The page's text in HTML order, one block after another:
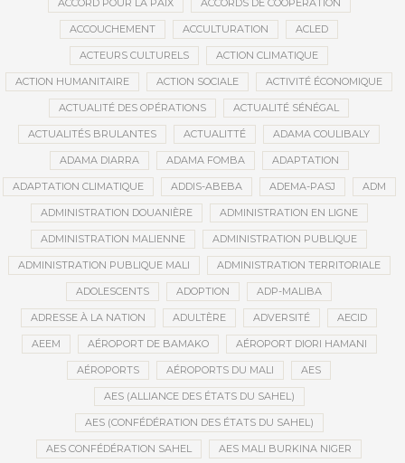
ACCORD POUR LA PAIX ACCORDS DE COOPÉRATION
ACCOUCHEMENT ACCULTURATION ACLED
ACTEURS CULTURELS ACTION CLIMATIQUE
ACTION HUMANITAIRE ACTION SOCIALE ACTIVITÉ ÉCONOMIQUE
ACTUALITÉ DES OPÉRATIONS ACTUALITÉ SÉNÉGAL
ACTUALITÉS BRULANTES ACTUALITTÉ ADAMA COULIBALY
ADAMA DIARRA ADAMA FOMBA ADAPTATION
ADAPTATION CLIMATIQUE ADDIS-ABEBA ADEMA-PASJ ADM
ADMINISTRATION DOUANIÈRE ADMINISTRATION EN LIGNE
ADMINISTRATION MALIENNE ADMINISTRATION PUBLIQUE
ADMINISTRATION PUBLIQUE MALI ADMINISTRATION TERRITORIALE
ADOLESCENTS ADOPTION ADP-MALIBA
ADRESSE À LA NATION ADULTÈRE ADVERSITÉ AECID
AEEM AÉROPORT DE BAMAKO AÉROPORT DIORI HAMANI
AÉROPORTS AÉROPORTS DU MALI AES
AES (ALLIANCE DES ÉTATS DU SAHEL)
AES (CONFÉDÉRATION DES ÉTATS DU SAHEL)
AES CONFÉDÉRATION SAHEL AES MALI BURKINA NIGER